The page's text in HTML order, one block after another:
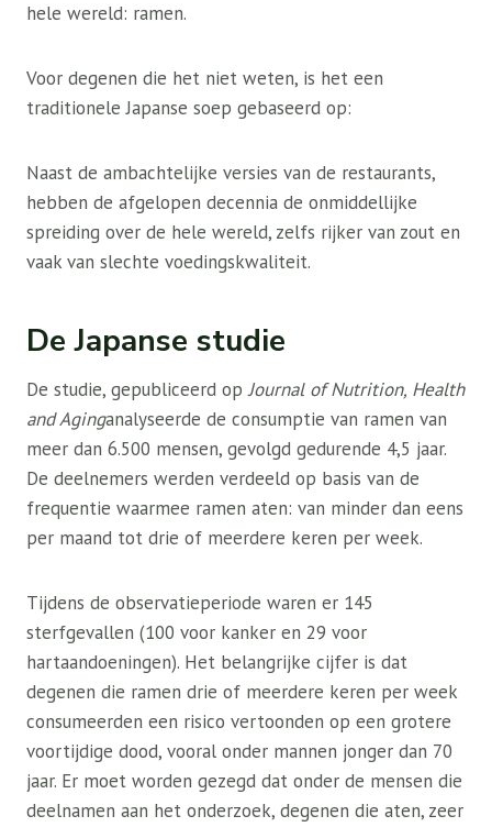
hele wereld: ramen.
Voor degenen die het niet weten, is het een
traditionele Japanse soep gebaseerd op:
Naast de ambachtelijke versies van de restaurants,
hebben de afgelopen decennia de onmiddellijke
spreiding over de hele wereld, zelfs rijker van zout en
vaak van slechte voedingskwaliteit.
De Japanse studie
De studie, gepubliceerd opJournal of Nutrition, Health
and Aginganalyseerde de consumptie van ramen van
meer dan 6.500 mensen, gevolgd gedurende 4,5 jaar.
De deelnemers werden verdeeld op basis van de
frequentie waarmee ramen aten: van minder dan eens
per maand tot drie of meerdere keren per week.
Tijdens de observatieperiode waren er 145
sterfgevallen (100 voor kanker en 29 voor
hartaandoeningen). Het belangrijke cijfer is dat
degenen die ramen drie of meerdere keren per week
consumeerden een risico vertoonden op een grotere
voortijdige dood, vooral onder mannen jonger dan 70
jaar. Er moet worden gezegd dat onder de mensen die
deelnamen aan het onderzoek, degenen die aten, zeer